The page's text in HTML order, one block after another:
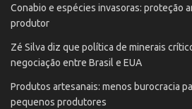
Conabio e espécies invasoras: proteção
produtor
Zé Silva diz que política de minerais
negociação entre Brasil e EUA
Produtos artesanais: menos burocracia
pequenos produtores